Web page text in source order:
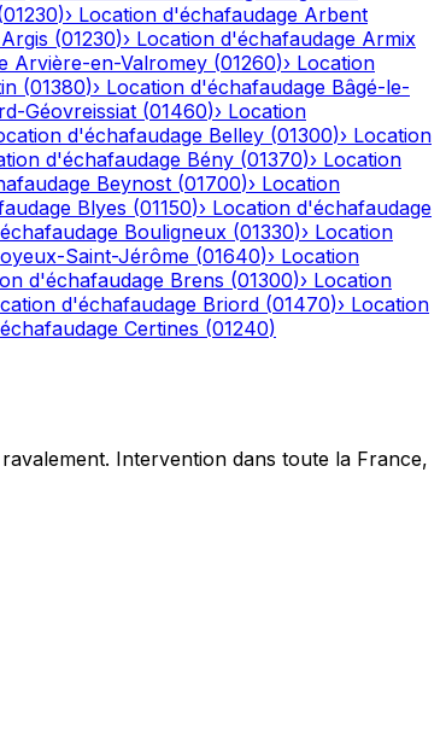
01230)› Location d'échafaudage Arbent
Argis (01230)› Location d'échafaudage Armix
Arvière-en-Valromey (01260)› Location
(01380)› Location d'échafaudage Bâgé-le-
Géovreissiat (01460)› Location
d'échafaudage Belley (01300)› Location
d'échafaudage Bény (01370)› Location
Beynost (01700)› Location
Blyes (01150)› Location d'échafaudage
Bouligneux (01330)› Location
Saint-Jérôme (01640)› Location
d'échafaudage Brens (01300)› Location
d'échafaudage Briord (01470)› Location
Certines (01240)
Intervention dans toute la France,